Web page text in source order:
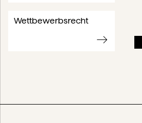
Wettbewerbsrecht